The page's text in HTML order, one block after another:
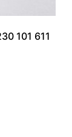
101 611